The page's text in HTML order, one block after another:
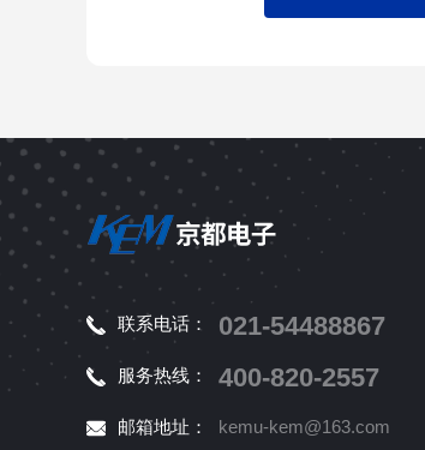
联系电话： 021-54488867
服务热线： 400-820-2557
邮箱地址： kemu-kem@163.com